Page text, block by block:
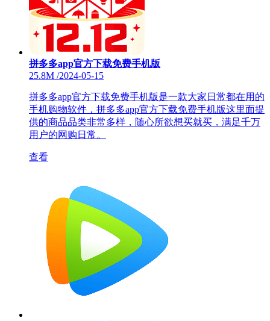
拼多多app官方下载免费手机版
25.8M /2024-05-15
拼多多app官方下载免费手机版是一款大家日常都在用的
手机购物软件，拼多多app官方下载免费手机版这里面提
供的商品品类非常多样，随心所欲想买就买，满足千万
用户的网购日常。
查看